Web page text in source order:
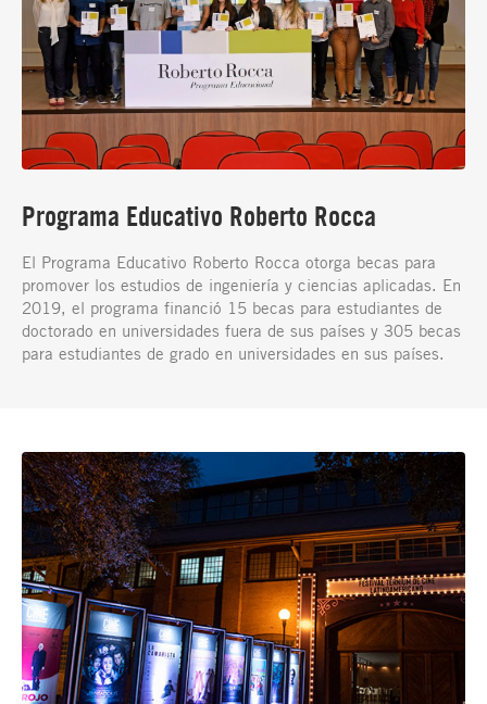
Programa Educativo Roberto Rocca
El Programa Educativo Roberto Rocca otorga becas para
promover los estudios de ingeniería y ciencias aplicadas. En
2019, el programa financió 15 becas para estudiantes de
doctorado en universidades fuera de sus países y 305 becas
para estudiantes de grado en universidades en sus países.